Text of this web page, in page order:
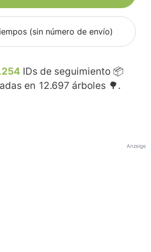
(sin número de envío)
IDs de seguimiento 📦
en 12.697 árboles 🌳.
Anzeige